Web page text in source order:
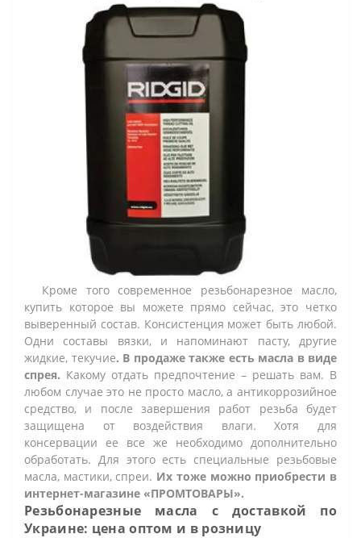
Кроме того современное резьбонарезное масло,
купить которое вы можете прямо сейчас, это четко
выверенный состав. Консистенция может быть любой.
Одни составы вязки, и напоминают пасту, другие
жидкие, текучие. В продаже также есть масла в виде
спрея. Какому отдать предпочтение – решать вам. В
любом случае это не просто масло, а антикоррозийное
средство, и после завершения работ резьба будет
защищена от воздействия влаги. Хотя для
консервации ее все же необходимо дополнительно
обработать. Для этого есть специальные резьбовые
масла, мастики, спреи. Их тоже можно приобрести в
интернет-магазине «ПРОМТОВАРЫ».
Резьбонарезные масла с доставкой по
Украине: цена оптом и в розницу